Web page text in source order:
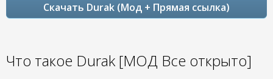
Скачать Durak (Мод + Прямая ссылка)
Что такое Durak [МОД Все открыто]